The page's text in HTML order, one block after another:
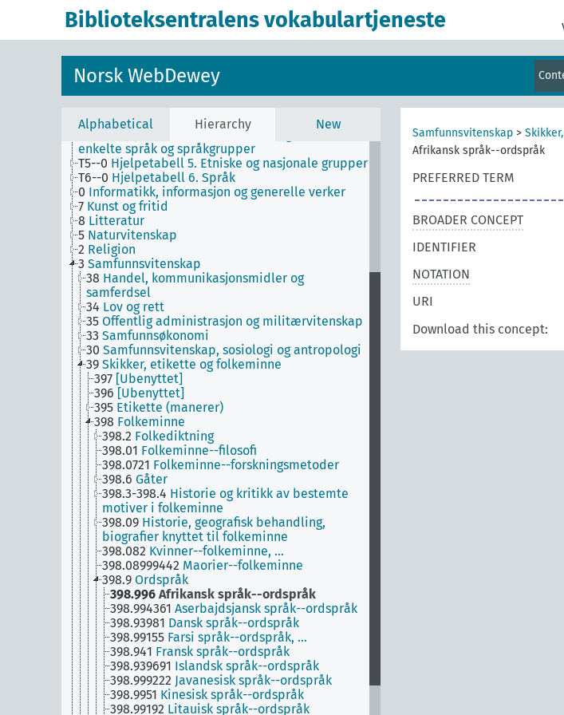
Biblioteksentralens vokabulartjeneste
Norsk WebDewey
Alphabetical Hierarchy New
de enkelte språks litteraturer, av bestemte
T3B--0 Hjelpetabell 3B. Underinndeling av verker
av eller om mer enn én forfatter
Hjelpetabell 3C. Tilleggsnumre for kunst og
litteratur
T4--0
Hjelpetabell 4. Underinndeling av de
enkelte språk og språkgrupper
T5--0 Hjelpetabell 5. Etniske og nasjonale grupper
T6--0 Hjelpetabell 6. Språk
0 Informatikk, informasjon og generelle verker
7 Kunst og fritid
8 Litteratur
5 Naturvitenskap
2 Religion
3 Samfunnsvitenskap
38 Handel, kommunikasjonsmidler og
samferdsel
34 Lov og rett
35 Offentlig administrasjon og militærvitenskap
33 Samfunnsøkonomi
30 Samfunnsvitenskap, sosiologi og antropologi
39 Skikker, etikette og folkeminne
397 [Ubenyttet]
396 [Ubenyttet]
395 Etikette (manerer)
398 Folkeminne
398.2 Folkediktning
398.01 Folkeminne--filosofi
398.0721 Folkeminne--forskningsmetoder
398.6 Gåter
398.3-398.4 Historie og kritikk av bestemte
motiver i folkeminne
398.09 Historie, geografisk behandling,
biografier knyttet til folkeminne
398.082 Kvinner--folkeminne, …
398.08999442 Maorier--folkeminne
398.9 Ordspråk
398.996 Afrikansk språk--ordspråk
398.994361 Aserbajdsjansk språk--ordspråk
398.93981 Dansk språk--ordspråk
398.99155 Farsi språk--ordspråk, …
398.941 Fransk språk--ordspråk
398.939691 Islandsk språk--ordspråk
398.999222 Javanesisk språk--ordspråk
398.9951 Kinesisk språk--ordspråk
398.99192 Litauisk språk--ordspråk
Samfunnsvitenskap >
Afrikansk språk--ordspråk
PREFERRED TERM
BROADER CONCEPT
IDENTIFIER
NOTATION
URI
Download this concept: